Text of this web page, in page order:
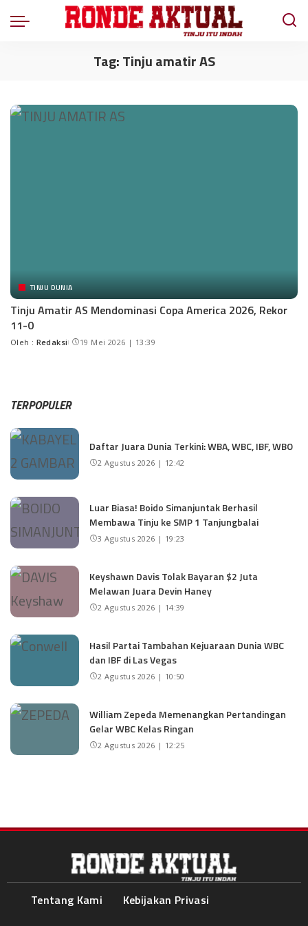
Tag:Tinju amatir AS
TINJU DUNIA
Tinju Amatir AS Mendominasi Copa America 2026, Rekor
11-0
Oleh : Redaksi 19 Mei 2026 | 13:39
TERPOPULER
Daftar Juara Dunia Terkini: WBA, WBC, IBF, WBO
2 Agustus 2026 | 12:42
Luar Biasa! Boido Simanjuntak Berhasil
Membawa Tinju ke SMP 1 Tanjungbalai
3 Agustus 2026 | 19:23
Keyshawn Davis Tolak Bayaran $2 Juta
Melawan Juara Devin Haney
2 Agustus 2026 | 14:39
Hasil Partai Tambahan Kejuaraan Dunia WBC
dan IBF di Las Vegas
2 Agustus 2026 | 10:50
William Zepeda Memenangkan Pertandingan
Gelar WBC Kelas Ringan
2 Agustus 2026 | 12:25
Tentang Kami
Kebijakan Privasi